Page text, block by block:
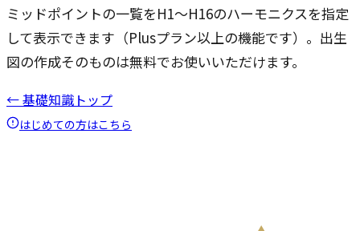
ミッドポイントの一覧をH1〜H16のハーモニクスを指定
して表示できます（Plusプラン以上の機能です）。出生
図の作成そのものは無料でお使いいただけます。
← 基礎知識トップ
はじめての方はこちら